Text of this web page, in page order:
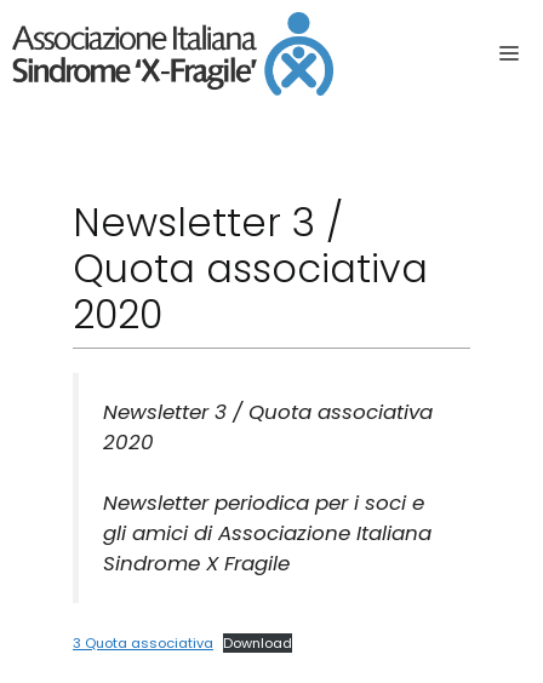
Newsletter 3 /
Quota associativa
2020
Newsletter 3 / Quota associativa
2020
Newsletter periodica per i soci e
gli amici di Associazione Italiana
Sindrome X Fragile
3 Quota associativa Download